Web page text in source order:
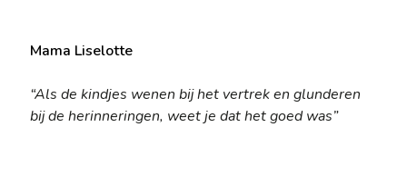
Mama Liselotte
“Als de kindjes wenen bij het vertrek en glunderen
bij de herinneringen, weet je dat het goed was”